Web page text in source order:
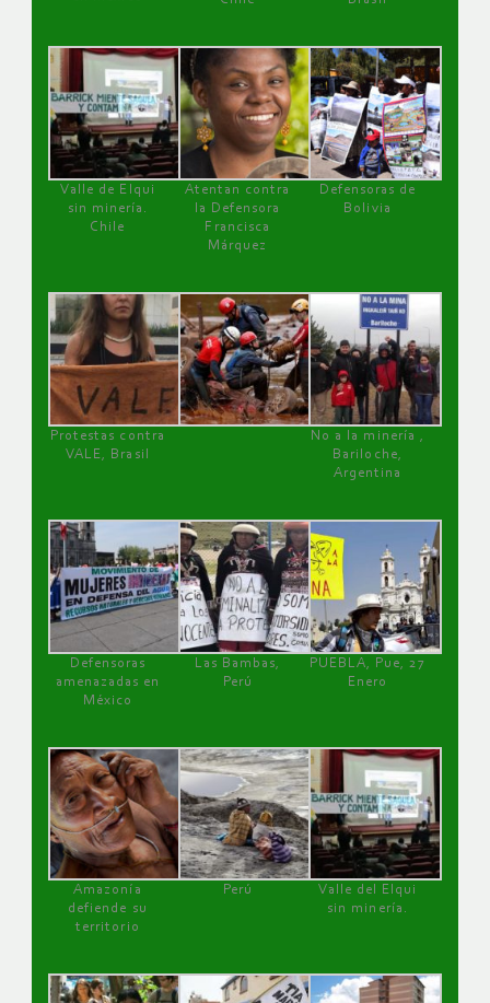
Valle de Elqui
sin minería.
Chile
Atentan contra
la Defensora
Francisca
Márquez
Defensoras de
Bolivia
Protestas contra
VALE, Brasil
No a la minería ,
Bariloche,
Argentina
Defensoras
amenazadas en
México
Las Bambas,
Perú
PUEBLA, Pue, 27
Enero
Amazonía
defiende su
territorio
Perú
Valle del Elqui
sin minería.